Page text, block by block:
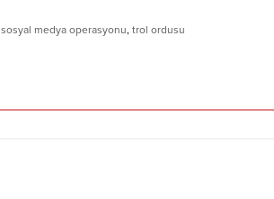
sosyal medya operasyonu, trol ordusu